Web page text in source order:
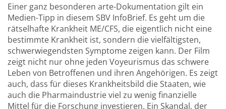
Einer ganz besonderen arte-Dokumentation gilt ein
Medien-Tipp in diesem SBV InfoBrief. Es geht um die
rätselhafte Krankheit ME/CFS, die eigentlich nicht eine
bestimmte Krankheit ist, sondern die vielfältigsten,
schwerwiegendsten Symptome zeigen kann. Der Film
zeigt nicht nur ohne jeden Voyeurismus das schwere
Leben von Betroffenen und ihren Angehörigen. Es zeigt
auch, dass für dieses Krankheitsbild die Staaten, wie
auch die Pharmaindustrie viel zu wenig finanzielle
Mittel für die Forschung investieren. Ein Skandal, der